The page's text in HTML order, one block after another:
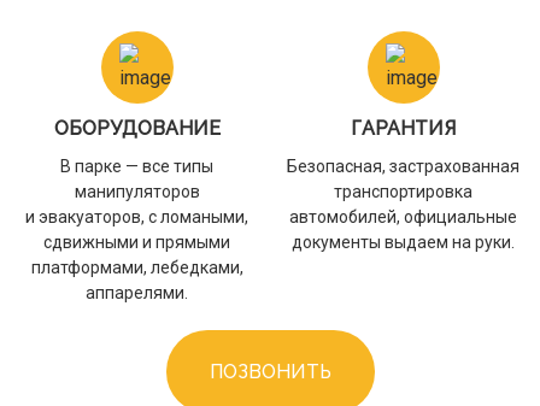
ОБОРУДОВАНИЕ
В парке — все типы
манипуляторов
и эвакуаторов, с ломаными,
сдвижными и прямыми
платформами, лебедками,
аппарелями.
ГАРАНТИЯ
Безопасная, застрахованная
транспортировка
автомобилей, официальные
документы выдаем на руки.
ПОЗВОНИТЬ